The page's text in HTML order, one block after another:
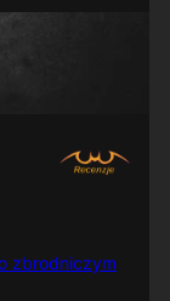
zbrodniczym